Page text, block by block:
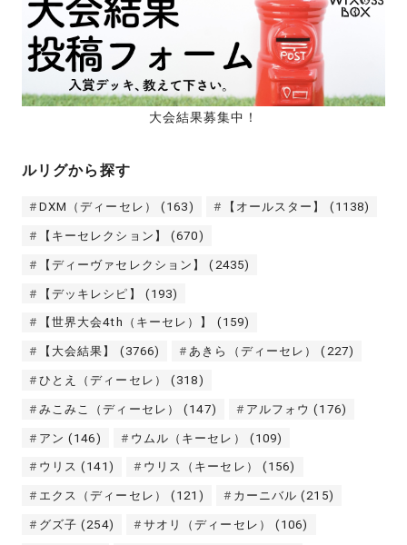
大会結果募集中！
ルリグから探す
DXM（ディーセレ） (163) 【オールスター】 (1138)
【キーセレクション】 (670)
【ディーヴァセレクション】 (2435)
【デッキレシピ】 (193)
【世界大会4th（キーセレ）】 (159)
【大会結果】 (3766) あきら（ディーセレ） (227)
ひとえ（ディーセレ） (318)
みこみこ（ディーセレ） (147) アルフォウ (176)
アン (146) ウムル（キーセレ） (109)
ウリス (141) ウリス（キーセレ） (156)
エクス（ディーセレ） (121) カーニバル (215)
グズ子 (254) サオリ（ディーセレ） (106)